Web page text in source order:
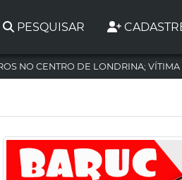
PESQUISAR
NO CENTRO DE LONDRINA;